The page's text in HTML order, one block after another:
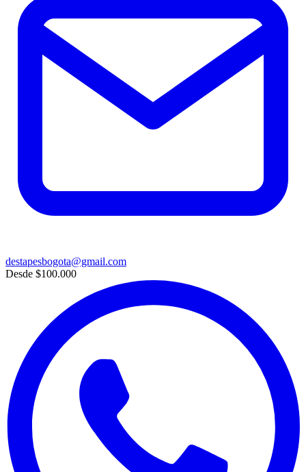
destapesbogota@gmail.com
Desde $100.000